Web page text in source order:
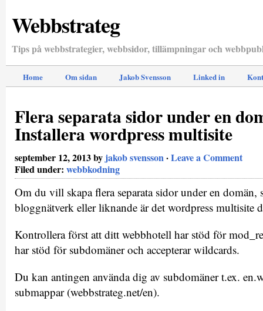
Webbstrateg
Tips på webbstrategier, webbsidor, tillämpningar och
Home Om sidan Jakob Svensson Linked in
Flera separata sidor under en
Installera wordpress multisite
september 12, 2013 byjakob svensson·Leave a Comment
Filed under: webbkodning
Om du vill skapa flera separata sidor under en domän,
bloggnätverk eller liknande är det wordpress multisite
Kontrollera först att ditt webbhotell har stöd för
har stöd för subdomäner och accepterar wildcards.
Du kan antingen använda dig av subdomäner t.ex.
submappar (webbstrateg.net/en).